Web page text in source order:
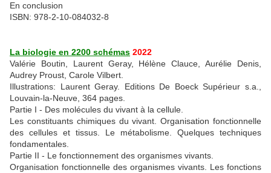
En conclusion
ISBN: 978-2-10-084032-8
La biologie en 2200 schémas 2022
Valérie Boutin, Laurent Geray, Hélène Clauce, Aurélie Denis,
Audrey Proust, Carole Vilbert.
Illustrations: Laurent Geray. Editions De Boeck Supérieur s.a.,
Louvain-la-Neuve, 364 pages.
Partie I - Des molécules du vivant à la cellule.
Les constituants chimiques du vivant. Organisation fonctionnelle
des cellules et tissus. Le métabolisme. Quelques techniques
fondamentales.
Partie II - Le fonctionnement des organismes vivants.
Organisation fonctionnelle des organismes vivants. Les fonctions